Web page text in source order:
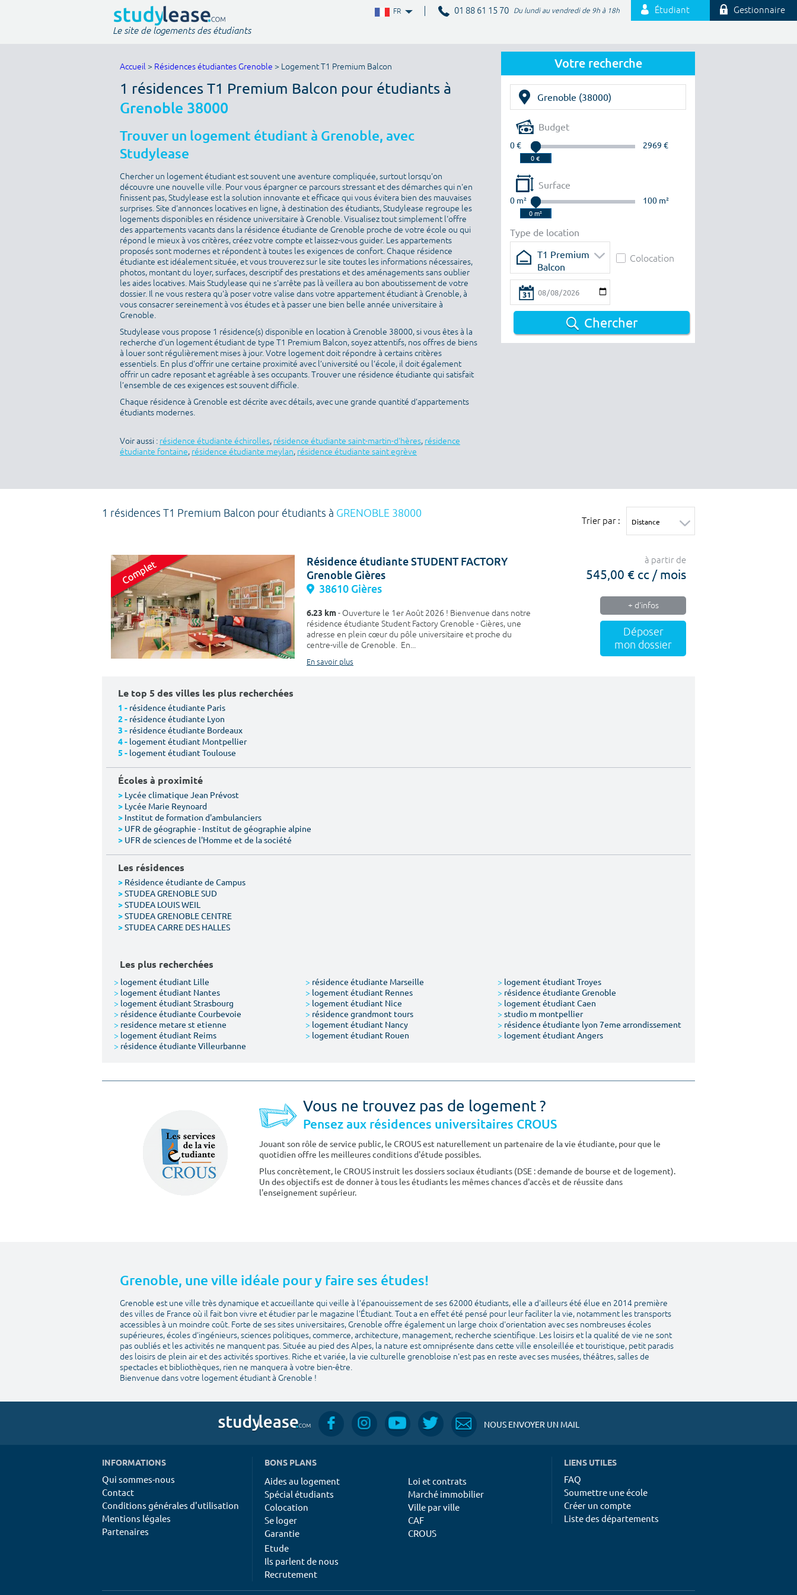
FR 01 88 61 15 70 Du lundi au vendredi de 9h à 18h Étudiant Gestionnaire
Le site de logements des étudiants
Votre recherche
Budget
0 € 2969 €
Surface
0 m² 100 m²
Type de location
T1 Premium
Balcon
Colocation
Chercher
Accueil > Résidences étudiantes Grenoble > Logement T1 Premium Balcon
1 résidences T1 Premium Balcon pour étudiants à
Grenoble 38000
Trouver un logement étudiant à Grenoble, avec
Studylease
Chercher un logement étudiant est souvent une aventure compliquée, surtout lorsqu'on
découvre une nouvelle ville. Pour vous épargner ce parcours stressant et des démarches qui n'en
finissent pas, Studylease est la solution innovante et efficace qui vous évitera bien des mauvaises
surprises. Site d'annonces locatives en ligne, à destination des étudiants, Studylease regroupe les
logements disponibles en résidence universitaire à Grenoble. Visualisez tout simplement l'offre
des appartements vacants dans la résidence étudiante de Grenoble proche de votre école ou qui
répond le mieux à vos critères, créez votre compte et laissez-vous guider. Les appartements
proposés sont modernes et répondent à toutes les exigences de confort. Chaque résidence
étudiante est idéalement située, et vous trouverez sur le site toutes les informations nécessaires,
photos, montant du loyer, surfaces, descriptif des prestations et des aménagements sans oublier
les aides locatives. Mais Studylease qui ne s'arrête pas là veillera au bon aboutissement de votre
dossier. Il ne vous restera qu'à poser votre valise dans votre appartement étudiant à Grenoble, à
vous consacrer sereinement à vos études et à passer une bien belle année universitaire à
Grenoble.
Studylease vous propose 1 résidence(s) disponible en location à Grenoble 38000, si vous êtes à la
recherche d’un logement étudiant de type T1 Premium Balcon, soyez attentifs, nos offres de biens
à louer sont régulièrement mises à jour. Votre logement doit répondre à certains critères
essentiels. En plus d’offrir une certaine proximité avec l’université ou l’école, il doit également
offrir un cadre reposant et agréable à ses occupants. Trouver une résidence étudiante qui satisfait
l’ensemble de ces exigences est souvent difficile.
Chaque résidence à Grenoble est décrite avec détails, avec une grande quantité d’appartements
étudiants modernes.
Voir aussi : résidence étudiante échirolles, résidence étudiante saint-martin-d'hères, résidence
étudiante fontaine, résidence étudiante meylan, résidence étudiante saint egrève
1 résidences T1 Premium Balcon pour étudiants à GRENOBLE 38000
Trier par :
Résidence étudiante STUDENT FACTORY
Grenoble Gières
38610 Gières
6.23 km- Ouverture le 1er Août 2026 ! Bienvenue dans notre
résidence étudiante Student Factory Grenoble - Gières, une
adresse en plein cœur du pôle universitaire et proche du
centre-ville de Grenoble. En...
En savoir plus
à partir de
545,00 € cc / mois
+ d'infos
Déposer
mon dossier
Le top 5 des villes les plus recherchées
1 - résidence étudiante Paris
2 - résidence étudiante Lyon
3 - résidence étudiante Bordeaux
4 - logement étudiant Montpellier
5 - logement étudiant Toulouse
Écoles à proximité
> Lycée climatique Jean Prévost
> Lycée Marie Reynoard
> Institut de formation d'ambulanciers
> UFR de géographie - Institut de géographie alpine
> UFR de sciences de l'Homme et de la société
Les résidences
> Résidence étudiante de Campus
>STUDEA GRENOBLE SUD
>STUDEA LOUIS WEIL
>STUDEA GRENOBLE CENTRE
>STUDEA CARRE DES HALLES
Les plus recherchées
> logement étudiant Lille > résidence étudiante Marseille > logement étudiant Troyes
> logement étudiant Nantes > logement étudiant Rennes > résidence étudiante Grenoble
> logement étudiant Strasbourg > logement étudiant Nice > logement étudiant Caen
> résidence étudiante Courbevoie > résidence grandmont tours > studio m montpellier
> residence metare st etienne > logement étudiant Nancy > résidence étudiante lyon 7eme arrondissement
> logement étudiant Reims > logement étudiant Rouen > logement étudiant Angers
> résidence étudiante Villeurbanne
Vous ne trouvez pas de logement ?
Pensez aux résidences universitaires CROUS
Jouant son rôle de service public, le CROUS est naturellement un partenaire de la vie étudiante, pour que le
quotidien offre les meilleures conditions d'étude possibles.
Plus concrètement, le CROUS instruit les dossiers sociaux étudiants (DSE : demande de bourse et de logement).
Un des objectifs est de donner à tous les étudiants les mêmes chances d'accès et de réussite dans
l'enseignement supérieur.
Grenoble, une ville idéale pour y faire ses études!
Grenoble est une ville très dynamique et accueillante qui veille à l'épanouissement de ses 62000 étudiants, elle a d'ailleurs été élue en 2014 première
des villes de France où il fait bon vivre et étudier par le magazine l'Étudiant. Tout a en effet été pensé pour leur faciliter la vie, notamment les transports
accessibles à un moindre coût. Forte de ses sites universitaires, Grenoble offre également un large choix d'orientation avec ses nombreuses écoles
supérieures, écoles d'ingénieurs, sciences politiques, commerce, architecture, management, recherche scientifique. Les loisirs et la qualité de vie ne sont
pas oubliés et les activités ne manquent pas. Située au pied des Alpes, la nature est omniprésente dans cette ville ensoleillée et touristique, petit paradis
des loisirs de plein air et des activités sportives. Riche et variée, la vie culturelle grenobloise n'est pas en reste avec ses musées, théâtres, salles de
spectacles et bibliothèques, rien ne manquera à votre bien-être.
Bienvenue dans votre logement étudiant à Grenoble !
NOUS ENVOYER UN MAIL
INFORMATIONS
Qui sommes-nous
Contact
Conditions générales d'utilisation
Mentions légales
Partenaires
BONS PLANS
Aides au logement
Spécial étudiants
Colocation
Se loger
Garantie
Loi et contrats
Marché immobilier
Ville par ville
CAF
CROUS
Etude
Ils parlent de nous
Recrutement
LIENS UTILES
FAQ
Soumettre une école
Créer un compte
Liste des départements